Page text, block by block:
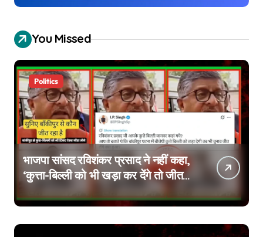
You Missed
Politics
भाजपा सांसद रविशंकर प्रसाद ने नहीं कहा,
‘कुत्ता-बिल्ली को भी खड़ा कर देंगे तो जीत
जाएंगे’, वायरल वीडियो एडिटेड है